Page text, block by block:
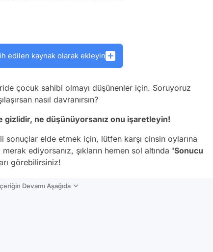
edilen kaynak olarak ekleyin
çocuk sahibi olmayı düşünenler için. Soruyoruz
nasıl davranırsın?
ne düşünüyorsanız onu işaretleyin!
sonuçlar elde etmek için, lütfen karşı cinsin oylarına
merak ediyorsanız, şıkların hemen sol altında 'Sonucu
görebilirsiniz!
Devamı Aşağıda